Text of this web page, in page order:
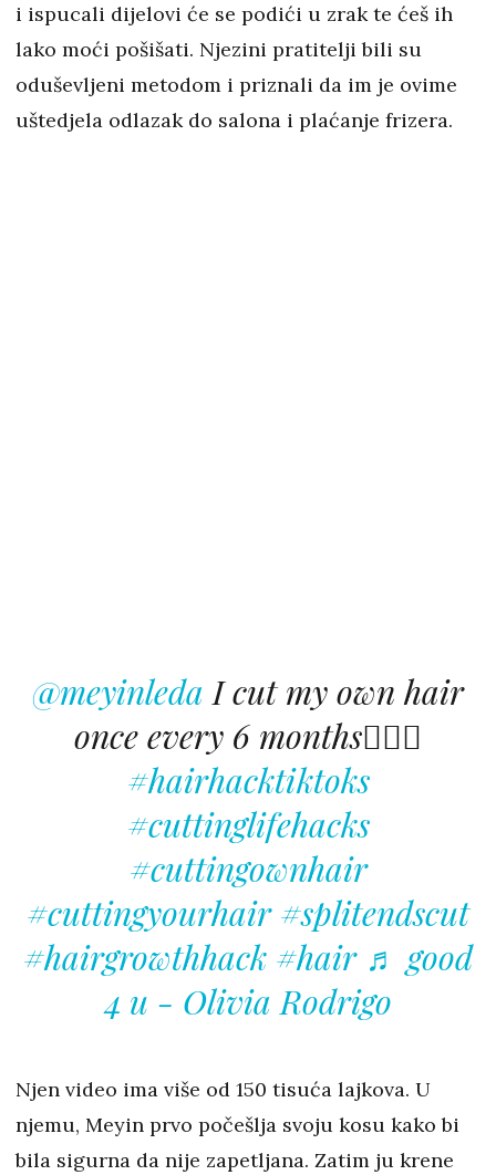
i ispucali dijelovi će se podići u zrak te ćeš ih
lako moći pošišati. Njezini pratitelji bili su
oduševljeni metodom i priznali da im je ovime
uštedjela odlazak do salona i plaćanje frizera.
@meyinleda I cut my own hair
once every 6 months💇🏻‍♀️
#hairhacktiktoks
#cuttinglifehacks
#cuttingownhair
#cuttingyourhair #splitendscut
#hairgrowthhack #hair ♬ good
4 u - Olivia Rodrigo
Njen video ima više od 150 tisuća lajkova. U
njemu, Meyin prvo počešlja svoju kosu kako bi
bila sigurna da nije zapetljana. Zatim ju krene